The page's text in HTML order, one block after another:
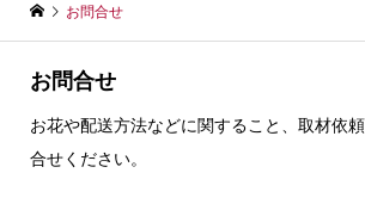
お問合せ
お問合せ
お花や配送方法などに関すること、取材依
合せください。